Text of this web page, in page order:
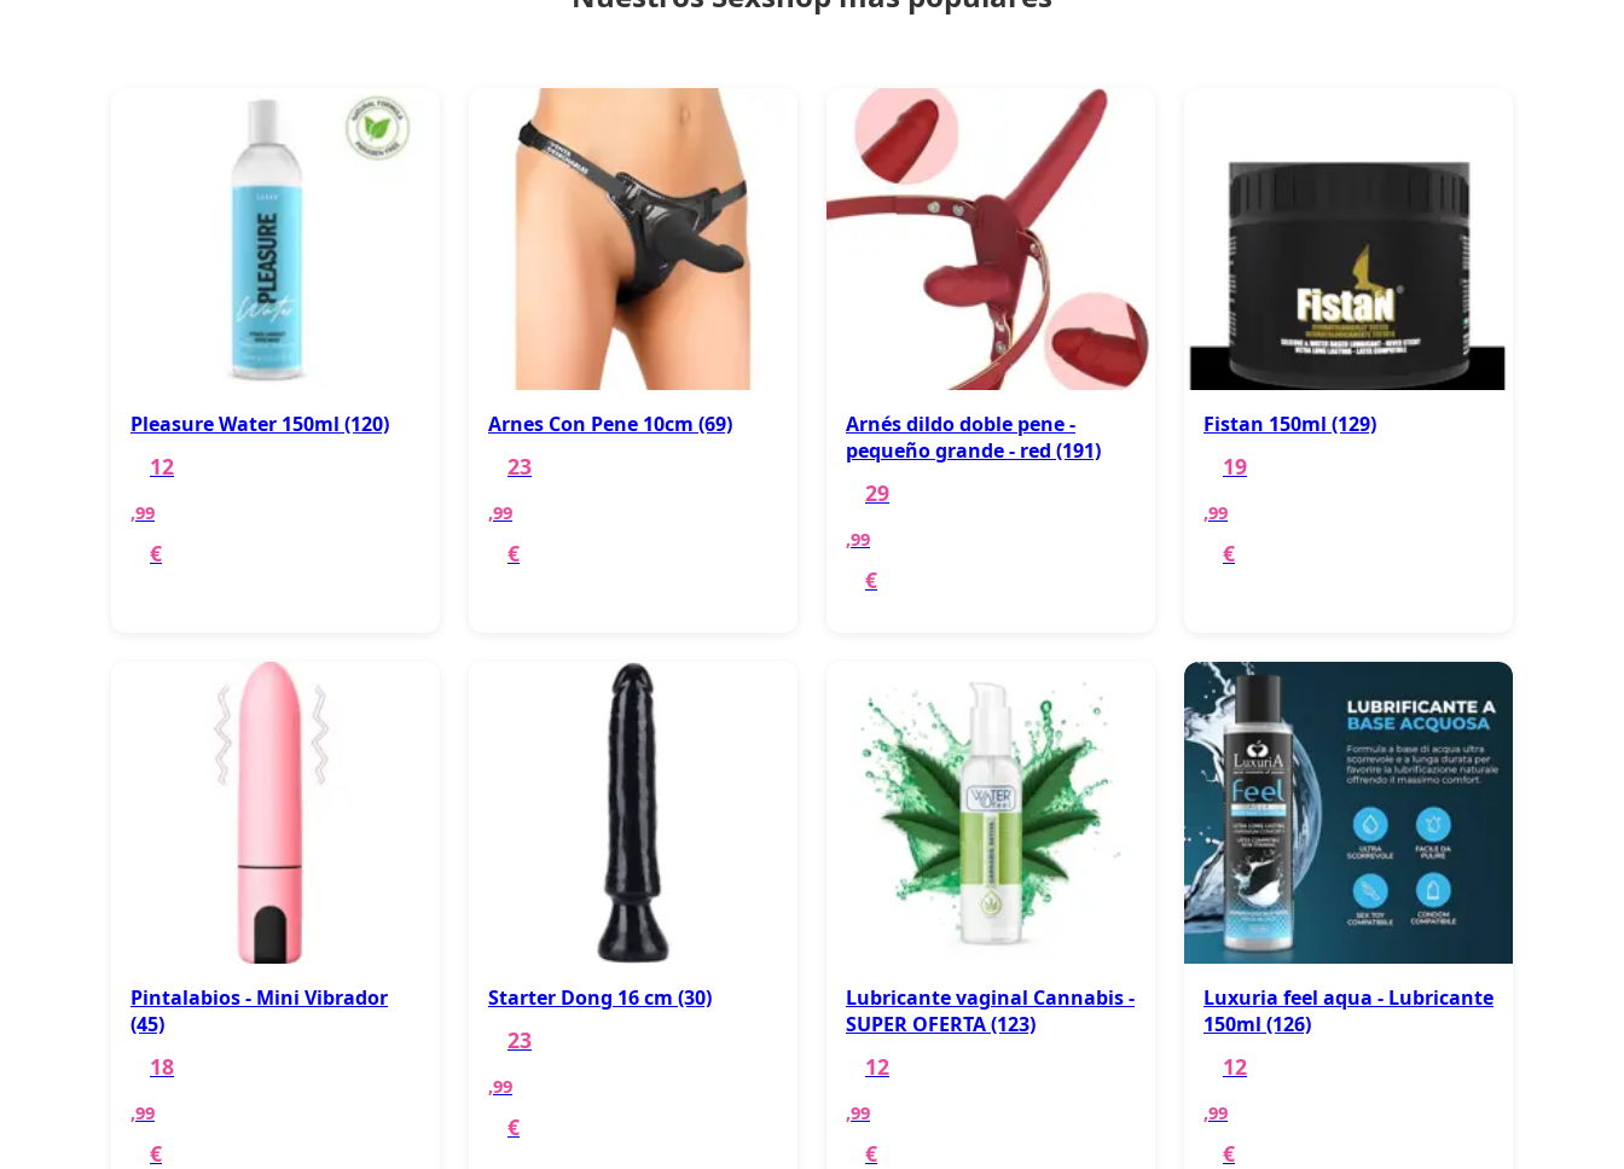
Pleasure Water 150ml (120)
12
,99
€
Arnes Con Pene 10cm (69)
23
,99
€
Arnés dildo doble pene -
pequeño grande - red (191)
29
,99
€
Fistan 150ml (129)
19
,99
€
Pintalabios - Mini Vibrador
(45)
18
,99
€
Starter Dong 16 cm (30)
23
,99
€
Lubricante vaginal Cannabis -
SUPER OFERTA (123)
12
,99
€
Luxuria feel aqua - Lubricante
150ml (126)
12
,99
€